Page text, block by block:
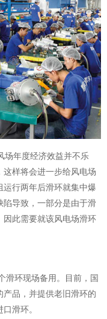
年度经济效益并不乐
样将会进一步给风电场
行两年后滑环就集中爆
陷导致，一部分是由于滑
此需要就该风电场滑环
滑环现场备用。目前，国
品，并提供老旧滑环的
滑环。